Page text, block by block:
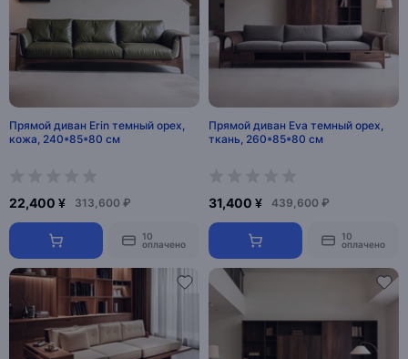
Прямой диван Erin темный орех,
кожа, 240*85*80 см
22,400 ¥ 313,600 ₽
10
оплачено
Прямой диван Eva темный орех,
ткань, 260*85*80 см
31,400 ¥ 439,600 ₽
10
оплачено